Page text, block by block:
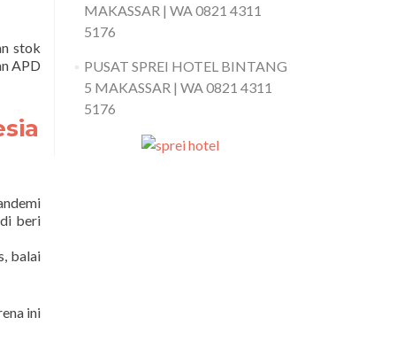
stok
APD
beri
balai
ini
MAKASSAR | WA 0821 4311
5176
PUSAT SPREI HOTEL BINTANG
5 MAKASSAR | WA 0821 4311
5176